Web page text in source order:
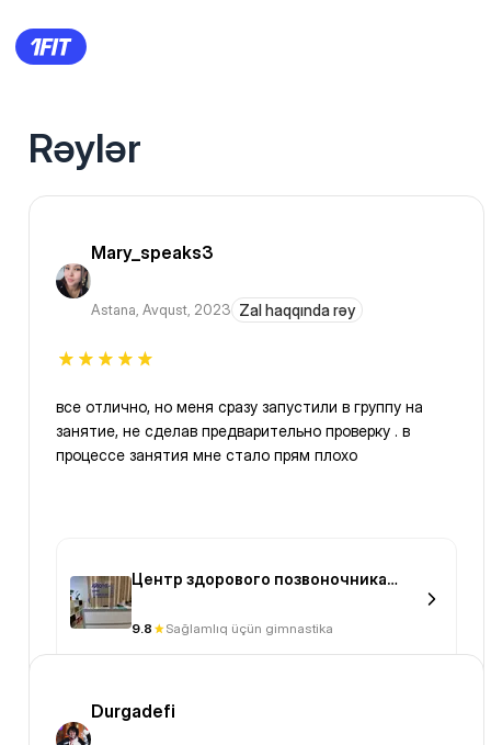
Rəylər
Mary_speaks3
Astana, Avqust, 2023 Zal haqqında rəy
все отлично, но меня сразу запустили в группу на
занятие, не сделав предварительно проверку . в
процессе занятия мне стало прям плохо
Центр здорового позвоночника
9.8 Sağlamlıq üçün gimnastika
Durgadefi